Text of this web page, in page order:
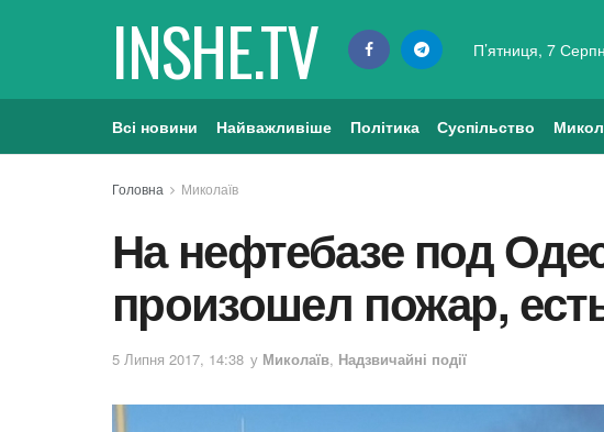
INSHE.TV П’ятниця, 7
Всі новини Найважливіше Політика Суспільство
Головна Миколаїв
На нефтебазе под
произошел пожар,
5 Липня 2017, 14:38 у Миколаїв, Надзвичайні події